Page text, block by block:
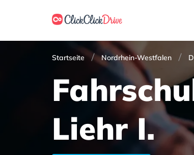
Startseite Nordrhein-Westfalen
Liehr I.